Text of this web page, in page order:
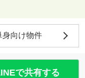
身向け物件
で共有する